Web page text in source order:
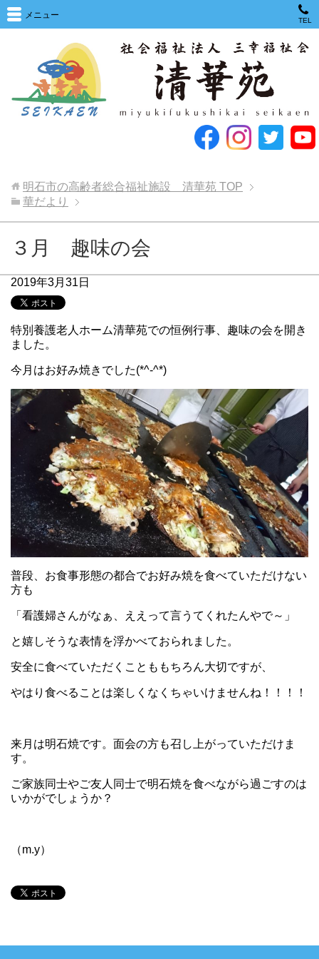
メニュー
TEL
明石市の高齢者総合福祉施設 清華苑 TOP
華だより
３月 趣味の会
2019年3月31日
特別養護老人ホーム清華苑での恒例行事、趣味の会を開き
ました。
今月はお好み焼きでした(*^-^*)
普段、お食事形態の都合でお好み焼を食べていただけない
方も
「看護婦さんがなぁ、ええって言うてくれたんやで～」
と嬉しそうな表情を浮かべておられました。
安全に食べていただくことももちろん大切ですが、
やはり食べることは楽しくなくちゃいけませんね！！！！
来月は明石焼です。面会の方も召し上がっていただけま
す。
ご家族同士やご友人同士で明石焼を食べながら過ごすのは
いかがでしょうか？
（m.y）